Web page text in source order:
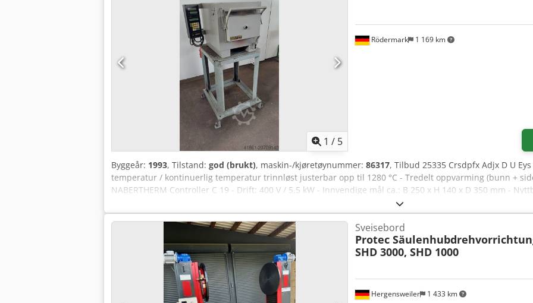
1 / 5
Rödermark 1 169 km
Byggeår: 1993, Tilstand: god (brukt), maskin-/kjøretøynummer: 86317, Tilbud 25335 Crsdpfx Adjx D U
temperatur / kontinuerlig temperatur trinnløst justerbar opp til 1280 °C - Tredelt oppvarming (bunn +
NABERTHERM Controller C 19 - Drift: 400 V / 5,5 kW - Innvendige mål ca.: B 250 x H 140 x D 350 mm -
900 x D 950 mm - Plassbehov ca.: B 800 x H 600 x D 750 mm - Vekt ca.: 80 kg
Hergensweiler 1 433 km
Sveisebord
Protec
SHD 3000, SHD 1000